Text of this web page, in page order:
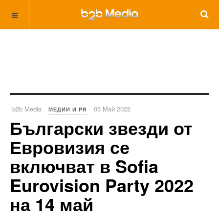
b2b Media МЕДИИ И PR 05 Май 2022
Български звезди от
Евровизия се
включват в Sofia
Eurovision Party 2022
на 14 май